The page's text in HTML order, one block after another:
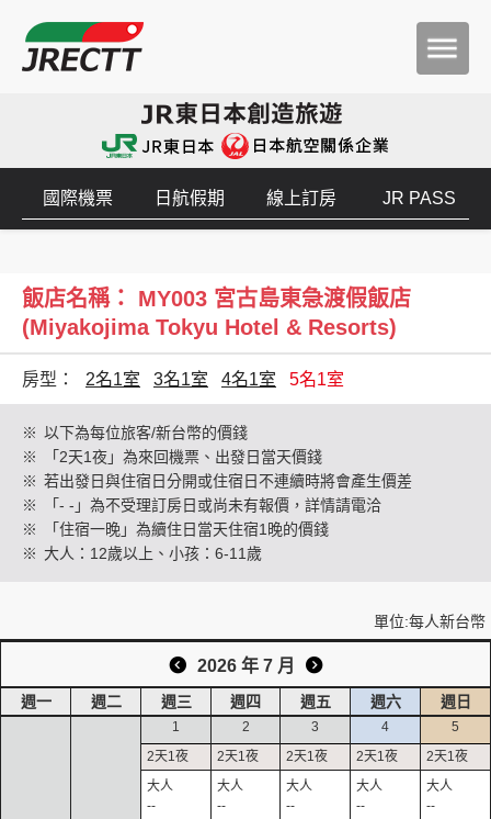
國際機票 日航假期 線上訂房 JR PASS
飯店名稱： MY003 宮古島東急渡假飯店
(Miyakojima Tokyu Hotel & Resorts)
房型： 2名1室 3名1室 4名1室 5名1室
※ 以下為每位旅客/新台幣的價錢
※
「2天1夜」為來回機票、出發日當天價錢
※ 若出發日與住宿日分開或住宿日不連續時將會產生價差
※
「- -」為不受理訂房日或尚未有報價，詳情請電洽
※
「住宿一晚」為續住日當天住宿1晚的價錢
※ 大人：12歲以上、小孩：6-11歲
單位:每人新台幣
2026 年 7 月
週一 週二 週三 週四 週五 週六 週日
1
--
2
--
3
--
4
--
5
--